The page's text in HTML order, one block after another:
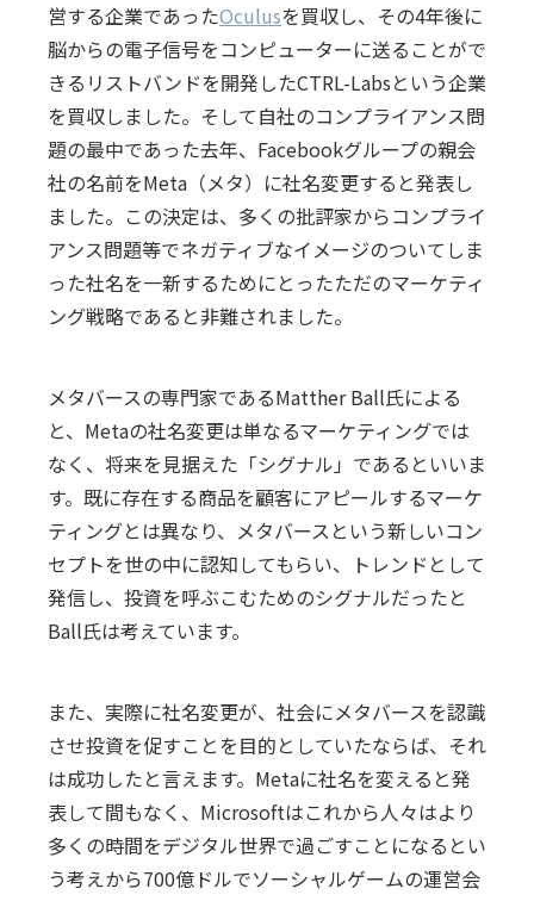
営する企業であったOculusを買収し、その4年後に
脳からの電子信号をコンピューターに送ることがで
きるリストバンドを開発したCTRL-Labsという企業
を買収しました。そして自社のコンプライアンス問
題の最中であった去年、Facebookグループの親会
社の名前をMeta（メタ）に社名変更すると発表し
ました。この決定は、多くの批評家からコンプライ
アンス問題等でネガティブなイメージのついてしま
った社名を一新するためにとったただのマーケティ
ング戦略であると非難されました。
メタバースの専門家であるMatther Ball氏による
と、Metaの社名変更は単なるマーケティングでは
なく、将来を見据えた「シグナル」であるといいま
す。既に存在する商品を顧客にアピールするマーケ
ティングとは異なり、メタバースという新しいコン
セプトを世の中に認知してもらい、トレンドとして
発信し、投資を呼ぶこむためのシグナルだったと
Ball氏は考えています。
また、実際に社名変更が、社会にメタバースを認識
させ投資を促すことを目的としていたならば、それ
は成功したと言えます。Metaに社名を変えると発
表して間もなく、Microsoftはこれから人々はより
多くの時間をデジタル世界で過ごすことになるとい
う考えから700億ドルでソーシャルゲームの運営会